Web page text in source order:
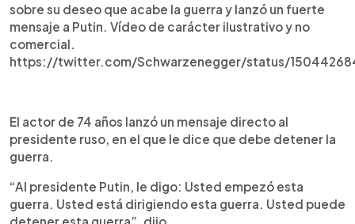
sobre su deseo que acabe la guerra y lanzó un fuerte
mensaje a Putin. Vídeo de carácter ilustrativo y no
comercial.
https://twitter.com/Schwarzenegger/status/
El actor de 74 años lanzó un mensaje directo al
presidente ruso, en el que le dice que debe detener la
guerra.
“Al presidente Putin, le digo: Usted empezó esta
guerra. Usted está dirigiendo esta guerra. Usted puede
detener esta guerra”, dijo.